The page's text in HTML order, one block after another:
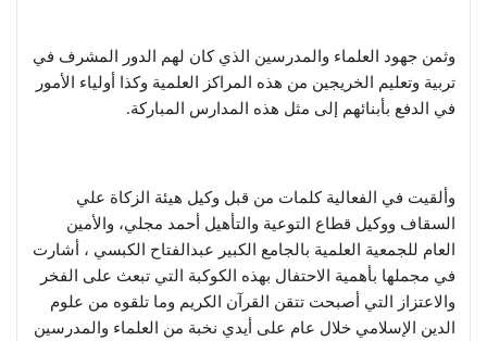
وثمن جهود العلماء والمدرسين الذي كان لهم الدور المشرف في
تربية وتعليم الخريجين من هذه المراكز العلمية وكذا أولياء الأمور
في الدفع بأبنائهم إلى مثل هذه المدارس المباركة.
وألقيت في الفعالية كلمات من قبل وكيل هيئة الزكاة علي
السقاف ووكيل قطاع التوعية والتأهيل أحمد مجلي، والأمين
العام للجمعية العلمية بالجامع الكبير عبدالفتاح الكبسي ، أشارت
في مجملها بأهمية الاحتفال بهذه الكوكبة التي تبعث على الفخر
والاعتزاز التي أصبحت تتقن القرآن الكريم وما تلقوه من علوم
الدين الإسلامي خلال عام على أيدي نخبة من العلماء والمدرسين